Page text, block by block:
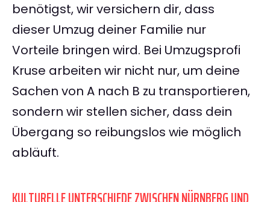
benötigst, wir versichern dir, dass
dieser Umzug deiner Familie nur
Vorteile bringen wird. Bei Umzugsprofi
Kruse arbeiten wir nicht nur, um deine
Sachen von A nach B zu transportieren,
sondern wir stellen sicher, dass dein
Übergang so reibungslos wie möglich
abläuft.